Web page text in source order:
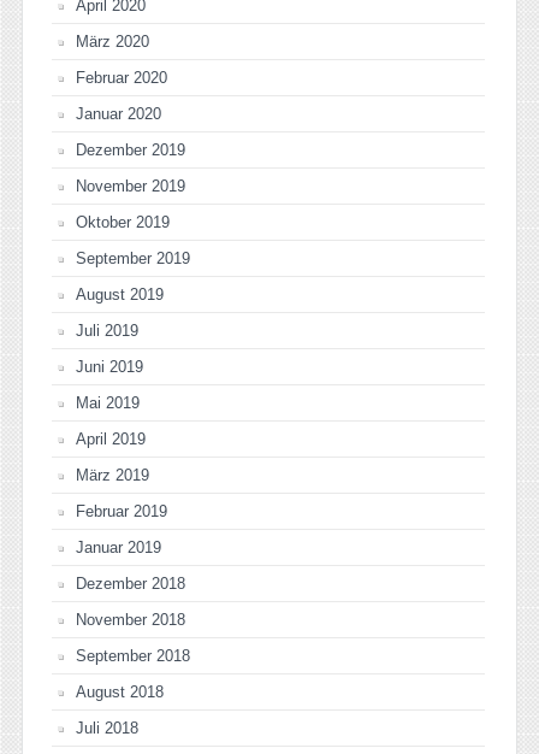
April 2020
März 2020
Februar 2020
Januar 2020
Dezember 2019
November 2019
Oktober 2019
September 2019
August 2019
Juli 2019
Juni 2019
Mai 2019
April 2019
März 2019
Februar 2019
Januar 2019
Dezember 2018
November 2018
September 2018
August 2018
Juli 2018